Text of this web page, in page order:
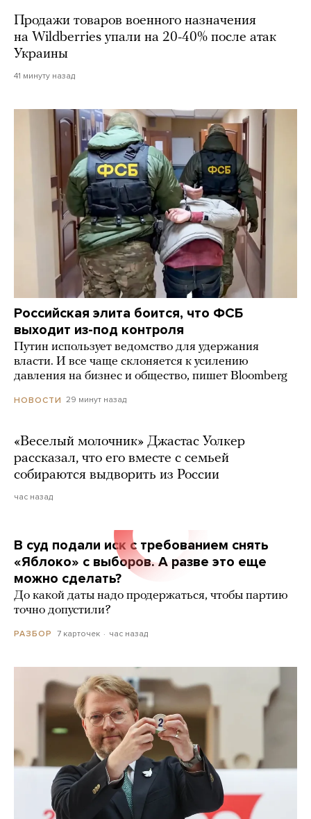
Продажи товаров военного назначения
на Wildberries упали на 20-40% после атак
Украины
41 минуту назад
Российская элита боится, что ФСБ
выходит из-под контроля
Путин использует ведомство для удержания
власти. И все чаще склоняется к усилению
давления на бизнес и общество, пишет Bloomberg
НОВОСТИ 29 минут назад
«Веселый молочник» Джастас Уолкер
рассказал, что его вместе с семьей
собираются выдворить из России
час назад
В суд подали иск с требованием снять
«Яблоко» с выборов. А разве это еще
можно сделать?
До какой даты надо продержаться, чтобы партию
точно допустили?
РАЗБОР 7 карточек час назад